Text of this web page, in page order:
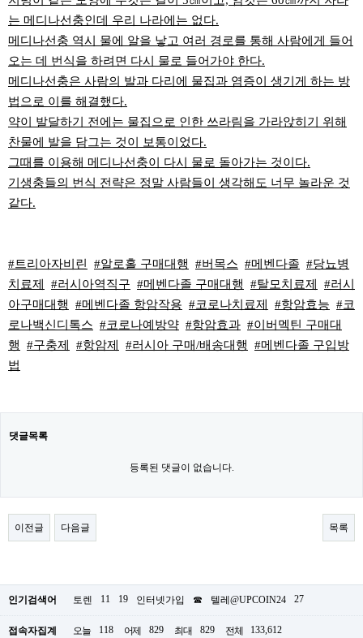
는 메디나선충인데 우리 나라에는 없다.
메디나선충 역시 물에 알을 낳고 여러 경로를 통해 사람에게 들어
오는 데 번식을 하려면 다시 물로 들어가야 한다.
메디나선충은 사람의 발과 다리에 물집과 염증이 생기게 하는 방
법으로 이를 해결했다.
약이 발달하기 전에는 물집으로 인한 쓰라림을 가라앉히기 위해
찬물에 발을 담그는 것이 보통이었다.
그때를 이용해 메디나선충이 다시 물로 돌아가는 것이다.
기생충들의 번식 전략은 정말 사람들이 생각해도 너무 놀라운 것
같다.
#트리아자비린 #알로홀 구매대행 #버목스 #메벤다졸 #당뇨병
치료제
#러시아역직구 #메벤다졸 구매대행 #탈모치료제
#러시
아구매대행
#메벤다졸 항암작용 #코로나치료제 #항암효능 #코
로나백신디톡스 #코로나예방약 #항암효과 #이버멕틴 구매대
행
#구충제 #항암제 #러시아 구매/배송대행
#메벤다졸 구입방
법
댓글목록
등록된 댓글이 없습니다.
이전글 다음글 목록
인기검색어 토렌 11 19 인터넷가입 ☎ 텔레@UPCOIN24 27
접속자집계 오늘 118 어제 829 최대 829 전체 133,612